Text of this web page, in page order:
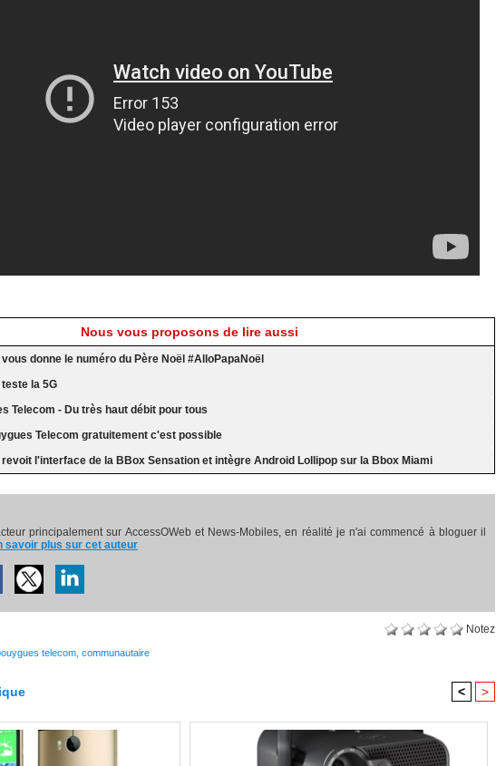
Nous vous proposons de lire aussi
donne le numéro du Père Noël #AlloPapaNoël
la 5G
Telecom - Du très haut débit pour tous
Telecom gratuitement c'est possible
revoit l'interface de la BBox Sensation et intègre Android Lollipop sur la Bbox Miami
principalement sur AccessOWeb et News-Mobiles, en réalité je n'ai commencé à bloguer il
savoir plus sur cet auteur
Notez
telecom communautaire
< >